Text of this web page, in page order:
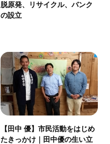
脱原発、リサイクル、バンク
の設立
【田中 優】市民活動をはじめ
たきっかけ｜田中優の生い立